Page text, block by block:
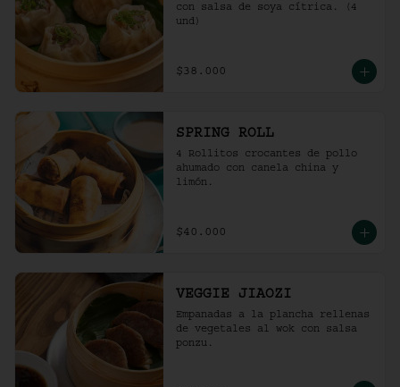
con salsa de soya cítrica. (4
und)
$38.000
SPRING ROLL
4 Rollitos crocantes de pollo
ahumado con canela china y
limón.
$40.000
VEGGIE JIAOZI
Empanadas a la plancha rellenas
de vegetales al wok con salsa
ponzu.